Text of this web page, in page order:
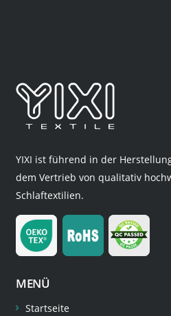
YIXI ist führend in der
dem Vertrieb von qualitativ
Schlaftextilien.
MENÜ
Startseite